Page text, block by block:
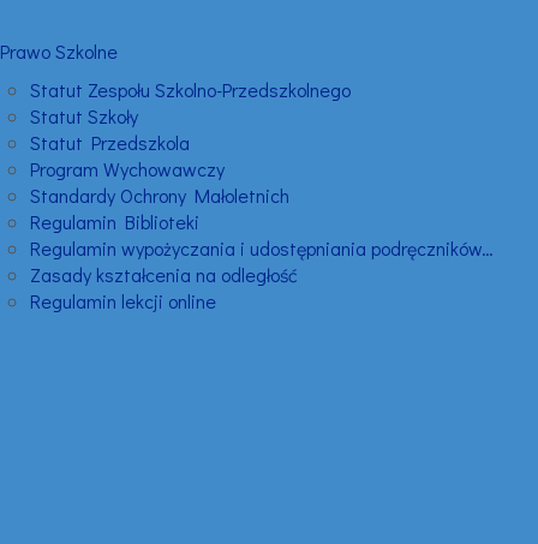
Prawo Szkolne
Statut Zespołu Szkolno-Przedszkolnego
Statut Szkoły
Statut Przedszkola
Program Wychowawczy
Standardy Ochrony Małoletnich
Regulamin Biblioteki
Regulamin wypożyczania i udostępniania podręczników…
Zasady kształcenia na odległość
Regulamin lekcji online